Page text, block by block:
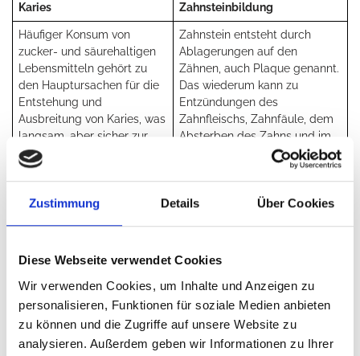
Zustimmung Details Über Cookies
Diese Webseite verwendet Cookies
Wir verwenden Cookies, um Inhalte und Anzeigen zu
personalisieren, Funktionen für soziale Medien anbieten
zu können und die Zugriffe auf unsere Website zu
analysieren. Außerdem geben wir Informationen zu Ihrer
Karies Zahnsteinbildung
Häufiger Konsum von
zucker- und säurehaltigen
Lebensmitteln gehört zu
den Hauptursachen für die
Entstehung und
Ausbreitung von Karies, was
langsam, aber sicher zur
Zersetzung des
Zahnschmelzes führt.
Zahnstein entsteht durch
Ablagerungen auf den
Zähnen, auch Plaque genannt.
Das wiederum kann zu
Entzündungen des
Zahnfleischs, Zahnfäule, dem
Absterben des Zahns und im
Extremfall sogar zum
Knochenabbau führen.
Wie gelangen Bakterien aus dem
Unsere Zähne sind über Blutgefäße und Nerven mit dem
Rest des Körpers verbunden. Daher gelangen Bakterien
über kranke Zähne – beispielsweise eine entzündete
Zahnwurzel – in die Blutbahn und können die Organe